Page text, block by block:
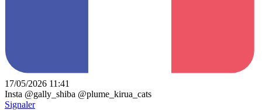
17/05/2026 11:41
Insta @gally_shiba @plume_kirua_cats
Signaler